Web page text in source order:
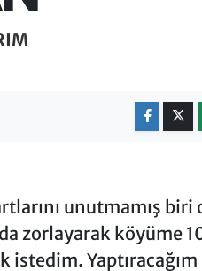
unutmamış biri
zorlayarak köyüme
istedim.